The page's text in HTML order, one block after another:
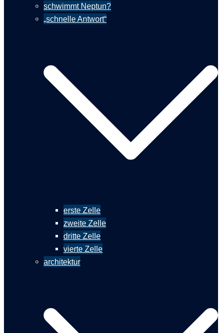
schwimmt Neptun?
„schnelle Antwort“
erste Zelle
zweite Zelle
dritte Zelle
vierte Zelle
architektur